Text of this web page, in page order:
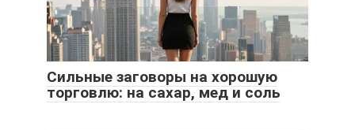
Сильные заговоры на хорошую
торговлю: на сахар, мед и соль